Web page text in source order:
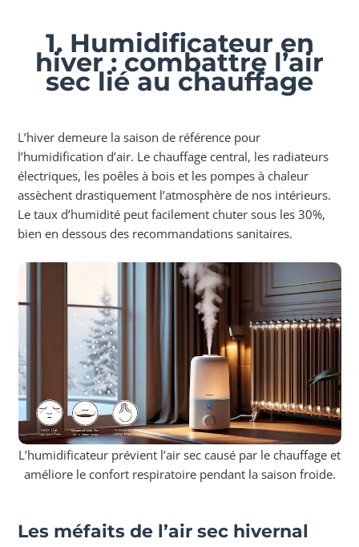
1. Humidificateur en
hiver : combattre l’air
sec lié au chauffage
L’hiver demeure la saison de référence pour
l’humidification d’air. Le chauffage central, les radiateurs
électriques, les poêles à bois et les pompes à chaleur
assèchent drastiquement l’atmosphère de nos intérieurs.
Le taux d’humidité peut facilement chuter sous les 30%,
bien en dessous des recommandations sanitaires.
L’humidificateur prévient l’air sec causé par le chauffage et
améliore le confort respiratoire pendant la saison froide.
Les méfaits de l’air sec hivernal